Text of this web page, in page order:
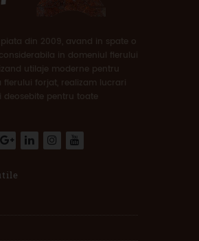
piata din 2009, avand in spate o
in domeniul fierului
utilaje moderne pentru
fierului forjat, realizam lucrari
deosebite pentru toate